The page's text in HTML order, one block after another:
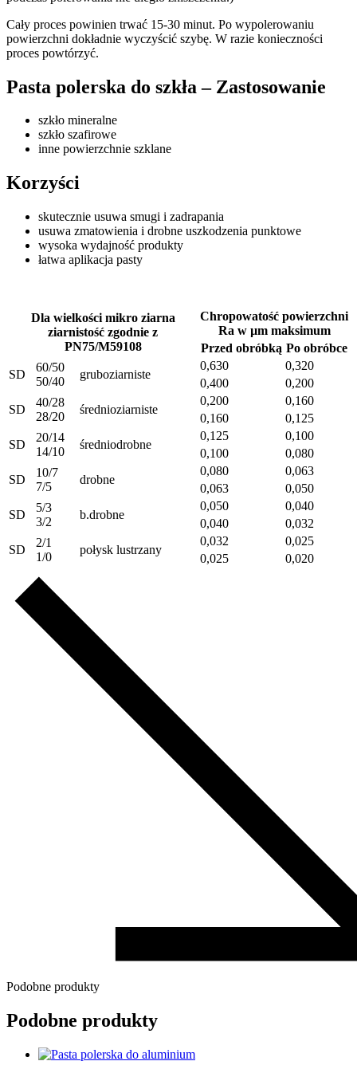
Cały proces powinien trwać 15-30 minut. Po wypolerowaniu
powierzchni dokładnie wyczyścić szybę. W razie konieczności
proces powtórzyć.
Pasta polerska do szkła – Zastosowanie
szkło mineralne
szkło szafirowe
inne powierzchnie szklane
Korzyści
skutecznie usuwa smugi i zadrapania
usuwa zmatowienia i drobne uszkodzenia punktowe
wysoka wydajność produkty
łatwa aplikacja pasty
Dla wielkości mikro ziarna
ziarnistość zgodnie z
PN75/M59108
Chropowatość powierzchni
Ra w µm maksimum
Przed obróbką Po obróbce
SD
60/50
50/40
gruboziarniste
0,630
0,320
0,400
0,200
SD
40/28
28/20
średnioziarniste
0,200
0,160
0,160
0,125
SD
20/14
14/10
średniodrobne
0,125
0,100
0,100
0,080
SD
10/7
7/5
drobne
0,080
0,063
0,063
0,050
SD
5/3
3/2
b.drobne
0,050
0,040
0,040
0,032
SD
2/1
1/0
połysk lustrzany
0,032
0,025
0,025
0,020
Podobne produkty
Podobne produkty